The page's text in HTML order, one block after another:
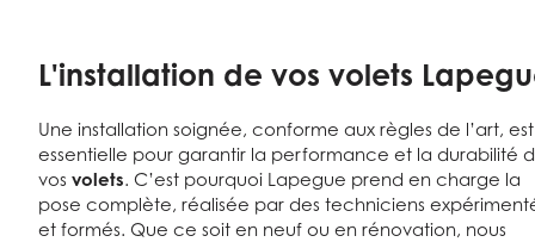
L'installation de vos volets
Une installation soignée, conforme aux règles de l’art, est
essentielle pour garantir la performance et la durabilité
vos volets. C’est pourquoi Lapegue prend en charge la
pose complète, réalisée par des techniciens
et formés. Que ce soit en neuf ou en rénovation, nous